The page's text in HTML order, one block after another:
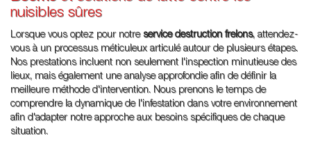
nuisibles sûres
Lorsque vous optez pour notre service destruction frelons, attendez-
vous à un processus méticuleux articulé autour de plusieurs étapes.
Nos prestations incluent non seulement l'inspection minutieuse des
lieux, mais également une analyse approfondie afin de définir la
meilleure méthode d'intervention. Nous prenons le temps de
comprendre la dynamique de l'infestation dans votre environnement
afin d'adapter notre approche aux besoins spécifiques de chaque
situation.